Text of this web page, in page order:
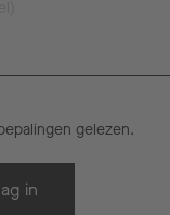
gelezen.
in